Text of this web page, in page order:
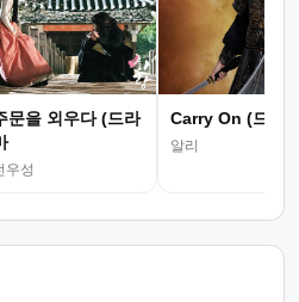
문을 외우다 (드라
우성
Carry On (드라
알리